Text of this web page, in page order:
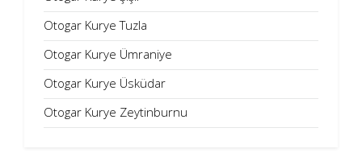
Otogar Kurye Tuzla
Otogar Kurye Ümraniye
Otogar Kurye Üsküdar
Otogar Kurye Zeytinburnu